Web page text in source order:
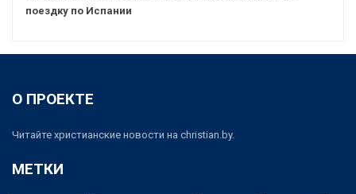
поездку по Испании
О ПРОЕКТЕ
Читайте христианские новости на christian.by.
МЕТКИ